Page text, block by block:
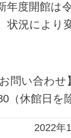
年度開館は
状況により
お問い合わ
（休館日を
2022年